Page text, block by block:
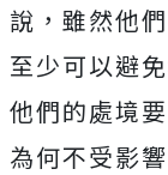
說，雖然他
至少可以避
他們的處境
為何不受影